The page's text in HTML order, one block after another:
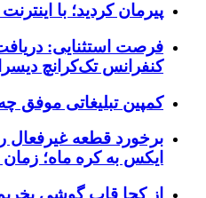
پیرمان کردید؛ با
کنفرانس تک‌کرانچ دیسراپت
کمپین تبلیغاتی موفق
ایکس به کره ماه؛
از کجا قاب گوشی